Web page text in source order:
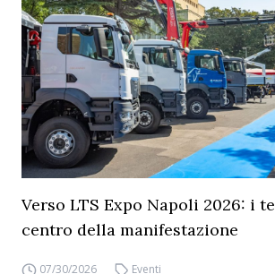
Verso LTS Expo Napoli 2026: i
centro della manifestazione
07/30/2026 Eventi